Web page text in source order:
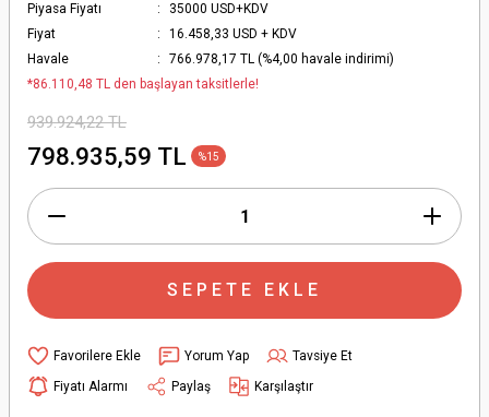
Piyasa Fiyatı
35000 USD+KDV
Fiyat
16.458,33 USD + KDV
Havale
766.978,17 TL (%4,00 havale indirimi)
*86.110,48 TL den başlayan taksitlerle!
939.924,22 TL
798.935,59 TL %15
SEPETE EKLE
Yorum Yap
Tavsiye Et
Fiyatı Alarmı
Paylaş Karşılaştır